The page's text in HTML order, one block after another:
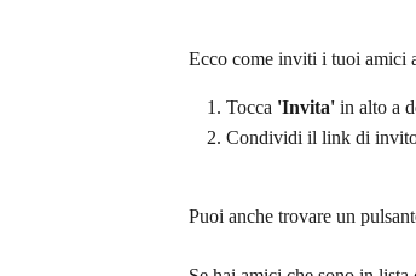
Ecco come inviti i tuoi amici
Tocca 'Invita' in alto a
Condividi il link di
Puoi anche trovare un